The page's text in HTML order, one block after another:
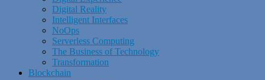
Digital Reality
Intelligent Interfaces
NoOps
Serverless Computing
The Business of Technology
Transformation
Blockchain